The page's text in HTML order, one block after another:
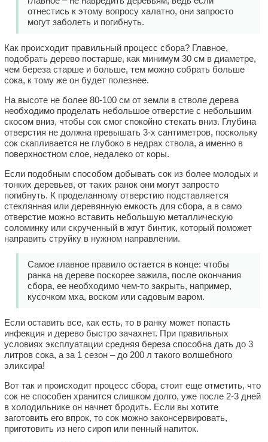
отнестись к этому вопросу халатно, они запросто
могут заболеть и погибнуть.
Как происходит правильный процесс сбора? Главное,
подобрать дерево постарше, как минимум 30 см в диаметре,
чем береза старше и больше, тем можно собрать больше
сока, к тому же он будет полезнее.
На высоте не более 80-100 см от земли в стволе дерева
необходимо проделать небольшое отверстие с небольшим
скосом вниз, чтобы сок смог спокойно стекать вниз. Глубина
отверстия не должна превышать 3-х сантиметров, поскольку
сок скапливается не глубоко в недрах ствола, а именно в
поверхностном слое, недалеко от коры.
Если подобным способом добывать сок из более молодых и
тонких деревьев, от таких ранок они могут запросто
погибнуть. К проделанному отверстию подставляется
стеклянная или деревянную емкость для сбора, а в само
отверстие можно вставить небольшую металлическую
соломинку или скрученный в жгут бинтик, который поможет
направить струйку в нужном направлении.
Самое главное правило остается в конце: чтобы
ранка на дереве поскорее зажила, после окончания
сбора, ее необходимо чем-то закрыть, например,
кусочком мха, воском или садовым варом.
Если оставить все, как есть, то в ранку может попасть
инфекция и дерево быстро зачахнет. При правильных
условиях эксплуатации средняя береза способна дать до 3
литров сока, а за 1 сезон – до 200 л такого волшебного
эликсира!
Вот так и происходит процесс сбора, стоит еще отметить, что
сок не способен хранится слишком долго, уже после 2-3 дней
в холодильнике он начнет бродить. Если вы хотите
заготовить его впрок, то сок можно законсервировать,
приготовить из него сироп или пенный напиток.